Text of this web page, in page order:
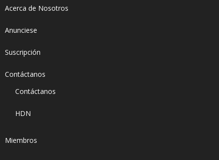
Acerca de Nosotros
Anunciese
Suscripción
Contáctanos
Contáctanos
HDN
Miembros